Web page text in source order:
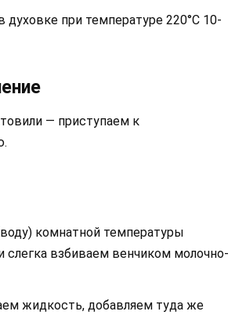
духовке при температуре 220°С 10-
— приступаем к
комнатной температуры
слегка взбиваем венчиком молочно-
жидкость, добавляем туда же